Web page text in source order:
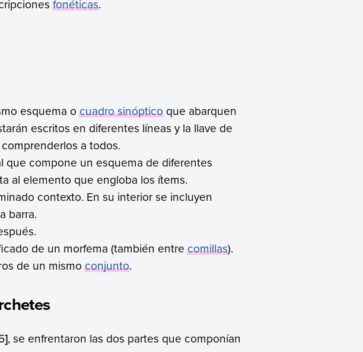
fonéticas.
esquema ocuadro sinópticoque abarquen
escritos en diferentes líneas y la llave de
a todos.
que compone un esquema de diferentes
al elemento que engloba los ítems.
contexto. En su interior se incluyen
barra.
de un morfema (también entrecomillas).
de un mismoconjunto.
], se enfrentaron las dos partes que componían